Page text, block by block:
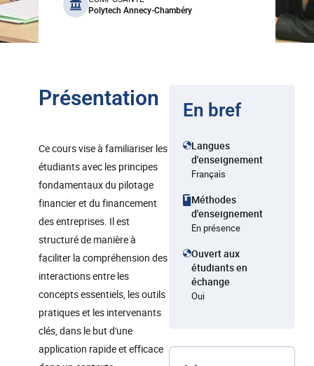
Polytech Annecy-Chambéry
Présentation
Ce cours vise à familiariser les
étudiants avec les principes
fondamentaux du pilotage
financier et du financement
des entreprises. Il est
structuré de manière à
faciliter la compréhension des
interactions entre les
concepts essentiels, les outils
pratiques et les intervenants
clés, dans le but d'une
application rapide et efficace
En bref
Langues
d'enseignement
Français
Méthodes
d'enseignement
En présence
Ouvert aux
étudiants en
échange
Oui